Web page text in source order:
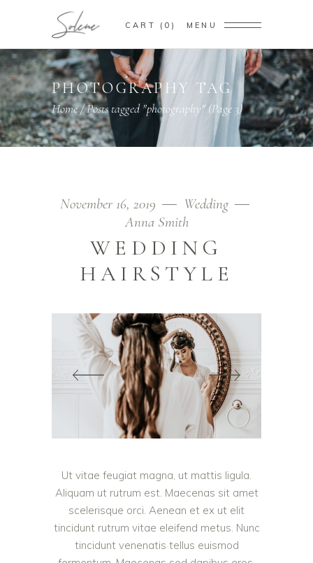
CART 0 MENU
PHOTOGRAPHY TAG
Home/Posts tagged "photography" (Page 3)
November 16, 2019
Wedding
Anna Smith
WEDDING
HAIRSTYLE
Ut vitae feugiat magna, ut mattis ligula.
Aliquam ut rutrum est. Maecenas sit amet
scelerisque orci. Aenean et ex ut elit
tincidunt rutrum vitae eleifend metus. Nunc
tincidunt venenatis tellus euismod